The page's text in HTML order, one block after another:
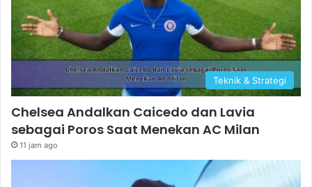
Teknik & Strategi
Chelsea Andalkan Caicedo dan Lavia
sebagai Poros Saat Menekan AC Milan
11 jam ago